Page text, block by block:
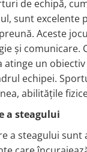
de echipă,
sunt excelente
Aceste
și comunicare.
un
echipei.
abilitățile
a steagului
a steagului sunt